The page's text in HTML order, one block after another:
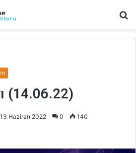
(14.06.22)
13 Haziran 2022 0 140